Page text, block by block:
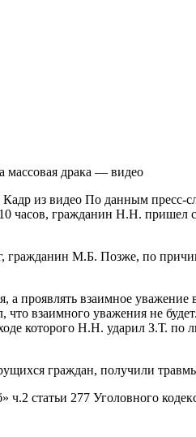
из видео По данным пресс-
часов, гражданин Н.Н. пришел
гражданин М.Б. Позже, по
а проявлять взаимное
взаимного уважения не
которого Н.Н. ударил З.Т. по
граждан, получили
статьи 277 Уголовного